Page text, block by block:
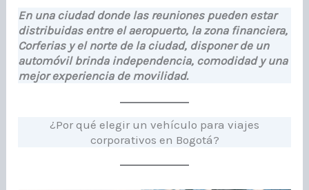
En una ciudad donde las reuniones pueden estar
distribuidas entre el aeropuerto, la zona financiera,
Corferias y el norte de la ciudad, disponer de un
automóvil brinda independencia, comodidad y una
mejor experiencia de movilidad.
¿Por qué elegir un vehículo para viajes
corporativos en Bogotá?